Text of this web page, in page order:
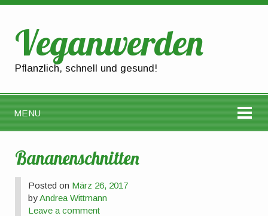
Veganwerden
Pflanzlich, schnell und gesund!
MENU
Bananenschnitten
Posted on März 26, 2017
byAndrea Wittmann
Leave a comment